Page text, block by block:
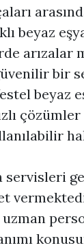
beyaz
arızalar
bir
beyaz
servisleri
uzman